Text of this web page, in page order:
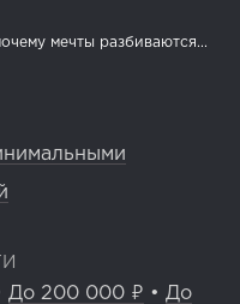
мечты разбиваются...
До 200 000 ₽ • До